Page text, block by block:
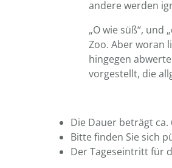
andere werden
„O wie süß“, und
Zoo. Aber woran
hingegen
vorgestellt, die
Die Dauer beträgt ca.
Bitte finden Sie sich
Der Tageseintritt für